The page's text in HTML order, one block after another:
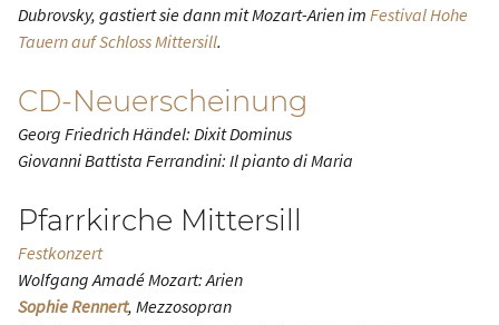
Dubrovsky, gastiert sie dann mit Mozart-Arien im Festival Hohe
Tauern auf Schloss Mittersill.
CD-Neuerscheinung
Georg Friedrich Händel: Dixit Dominus
Giovanni Battista Ferrandini: Il pianto di Maria
Pfarrkirche Mittersill
Festkonzert
Wolfgang Amadé Mozart: Arien
Sophie Rennert, Mezzosopran